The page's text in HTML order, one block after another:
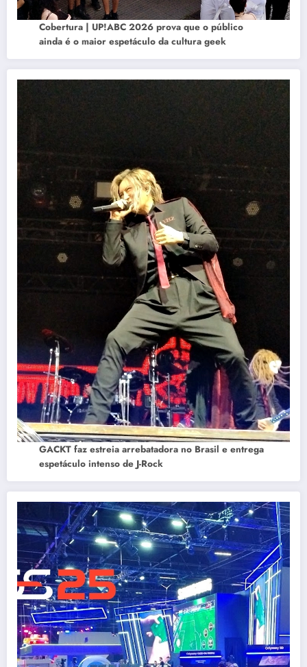
Cobertura | UP!ABC 2026 prova que o público
ainda é o maior espetáculo da cultura geek
GACKT faz estreia arrebatadora no Brasil e entrega
espetáculo intenso de J-Rock